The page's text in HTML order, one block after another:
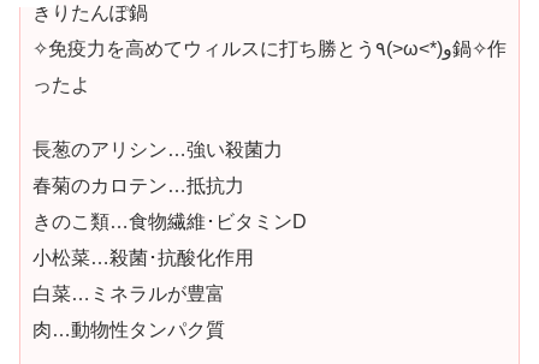
きりたんぽ鍋
✧免疫力を高めてウィルスに打ち勝とう٩(>ω<*)و鍋✧作
ったよ
長葱のアリシン…強い殺菌力
春菊のカロテン…抵抗力
きのこ類…食物繊維･ビタミンD
小松菜…殺菌･抗酸化作用
白菜…ミネラルが豊富
肉…動物性タンパク質